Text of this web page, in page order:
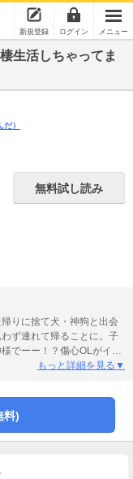
新規登録 ログイン メニュー
生活しちゃってま
だ）
無料試し読み
りに捨て犬・神狗と出会
ず連れて帰ることに。子
でーー！？傷心OLがイケ
ゆるふわライフ！
もっと詳細を見る▼
料)